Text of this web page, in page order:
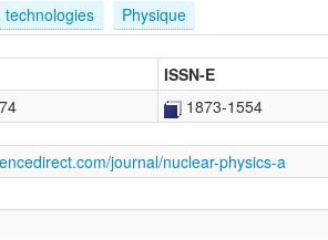
technologies Physique
ISSN-E
1873-1554
journal/nuclear-physics-a